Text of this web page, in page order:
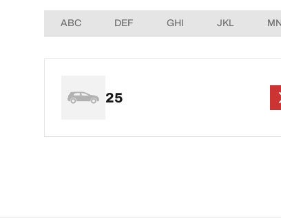
ABC DEF GHI JKL
25